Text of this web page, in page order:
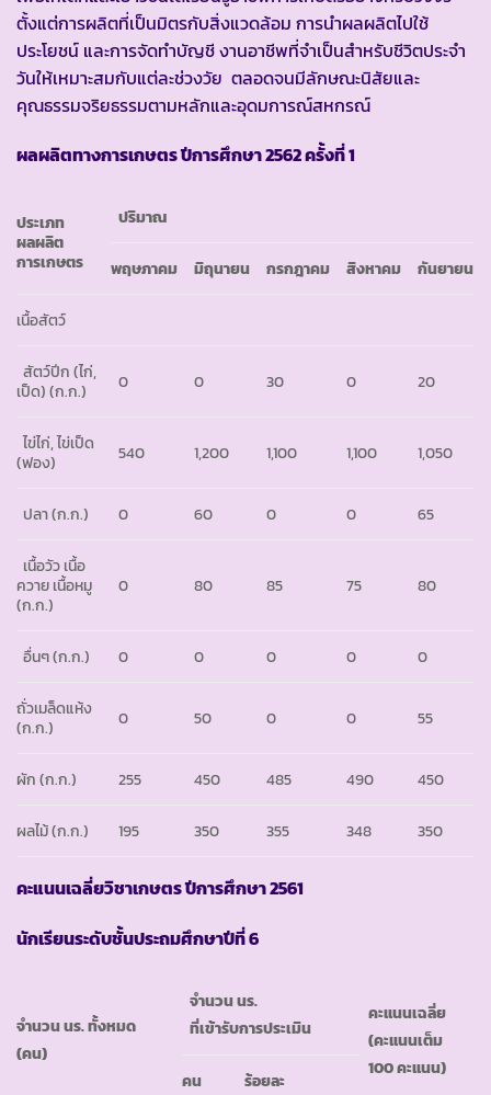
ตั้งแต่การผลิตที่เป็นมิตรกับสิ่งแวดล้อม การนำผลผลิตไปใช้
ประโยชน์ และการจัดทำบัญชี งานอาชีพที่จำเป็นสำหรับชีวิตประจำ
วันให้เหมาะสมกับแต่ละช่วงวัย ตลอดจนมีลักษณะนิสัยและ
คุณธรรมจริยธรรมตามหลักและอุดมการณ์สหกรณ์
ผลผลิตทางการเกษตร ปีการศึกษา 2562 ครั้งที่ 1
ประเภท
ผลผลิต
การเกษตร
ปริมาณ
พฤษภาคม มิถุนายน กรกฎาคม สิงหาคม กันยายน
เนื้อสัตว์
สัตว์ปีก (ไก่,
เป็ด)(ก.ก.) 0 0 30 0 20
ไข่ไก่, ไข่เป็ด
(ฟอง)
540 1,200 1,100 1,100 1,050
ปลา(ก.ก.) 0 60 0 0 65
เนื้อวัว เนื้อ
ควาย เนื้อหมู
(ก.ก.)
0 80 85 75 80
อื่นๆ(ก.ก.) 0 0 0 0 0
ถั่วเมล็ดแห้ง
(ก.ก.)
0 50 0 0 55
ผัก(ก.ก.) 255 450 485 490 450
ผลไม้(ก.ก.) 195 350 355 348 350
คะแนนเฉลี่ยวิชาเกษตร ปีการศึกษา 2561
นักเรียนระดับชั้นประถมศึกษาปีที่ 6
จำนวน นร. ทั้งหมด
(คน)
จำนวน นร.
ที่เข้ารับการประเมิน
คะแนนเฉลี่ย
(คะแนนเต็ม
100 คะแนน)
คน ร้อยละ